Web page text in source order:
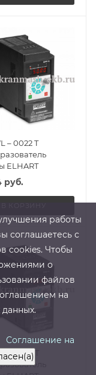
– 0022 T
ELHART
руб.
В КОРЗИНУ
– 0037 T
работы
соглашаетесь с
cооkies. Чтобы
о
файлов
на
Соглашение на